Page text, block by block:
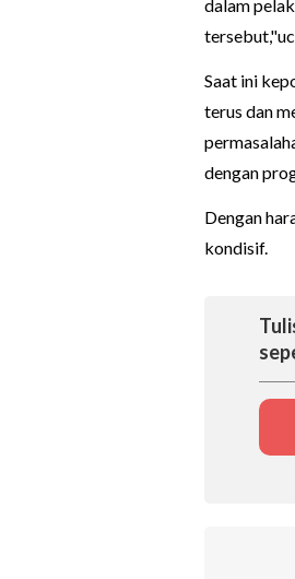
dalam
Saat ini
terus dan
dengan
Dengan
kondisif.